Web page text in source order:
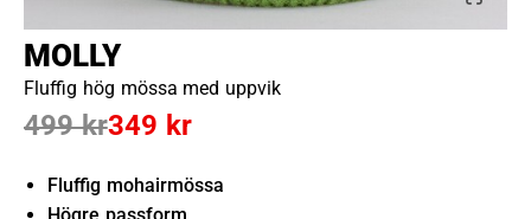
MOLLY
Fluffig hög mössa med uppvik
349 kr
499 kr
Fluffig mohairmössa